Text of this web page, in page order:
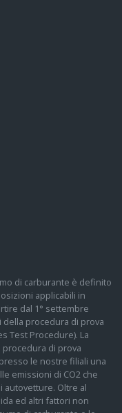
di carburante è definito
applicabili in
dal 1° settembre
della procedura di prova
Test Procedure). La
procedura di prova
le nostre filiali una
emissioni di CO2 che
autovetture. Oltre al
ed altri fattori non